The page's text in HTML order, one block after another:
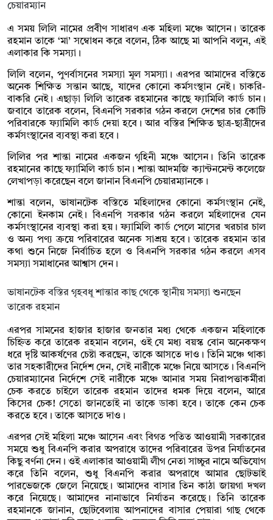
চেয়ারম্যান
এ সময় লিলি নামের প্রবীণ সাধারণ এক মহিলা মঞ্চে আসেন। তারেক
রহমান তাকে ‘মা’ সম্বোধন করে বলেন, ঠিক আছে মা আপনি বলুন, এই
এলাকার কি সমস্যা।
লিলি বলেন, পুণর্বাসনের সমস্যা মূল সমস্যা। এরপর আমাদের বস্তিতে
অনেক শিক্ষিত সন্তান আছে, যাদের কোনো কর্মসংস্থান নেই। চাকরি-
বাকরি নেই। এছাড়া লিলি তারেক রহমানের কাছে ফ্যামিলি কার্ড চান।
জবাবে তারেক বলেন, বিএনপি সরকার গঠন করলে দেশের চার কোটি
পরিবারকে ফ্যামিলি কার্ড দেয়া হবে। আর বস্তির শিক্ষিত ছাত্র-ছাত্রীদের
কর্মসংস্থানের ব্যবস্থা করা হবে।
লিলির পর শান্তা নামের একজন গৃহিনী মঞ্চে আসেন। তিনি তারেক
রহমানের কাছে ফ্যামিলি কার্ড চান। শান্তা আদমজি ক্যান্টনমেন্ট কলেজে
লেখাপড়া করেছেন বলে জানান বিএনপি চেয়ারম্যানকে।
শান্তা বলেন, ভাষানটেক বস্তিতে মহিলাদের কোনো কর্মসংস্থান নেই,
কোনো ইনকাম নেই। বিএনপি সরকার গঠন করলে মহিলাদের যেন
কর্মসংস্থানের ব্যবস্থা করা হয়। ফ্যামিলি কার্ড পেলে মাসের খরচার চাল
ও অন্য পণ্য ক্রয়ে পরিবারের অনেক সাশ্রয় হবে। তারেক রহমান তার
কথা শুনে নিজে নির্বাচিত হলে ও বিএনপি সরকার গঠন করলে এসব
সমস্যা সমাধানের আশ্বাস দেন।
ভাষানটেক বস্তির গৃহবধূ শান্তার কাছ থেকে স্থানীয় সমস্যা শুনছেন
তারেক রহমান
এরপর সামনের হাজার হাজার জনতার মধ্য থেকে একজন মহিলাকে
চিহ্নিত করে তারেক রহমান বলেন, ওই যে মধ্য বয়স্ক বোন অনেকক্ষণ
ধরে দৃষ্টি আকর্ষণের চেষ্টা করছেন, তাকে আসতে দাও। তিনি মঞ্চে থাকা
তার সহকারীদের নির্দেশ দেন, সেই নারীকে মঞ্চে নিয়ে আসতে। বিএনপি
চেয়ারম্যানের নির্দেশে সেই নারীকে মঞ্চে আনার সময় নিরাপত্তাকর্মীরা
চেক করতে চাইলে তারেক রহমান তাদের ধমক দিয়ে বলেন, আরে
কিসের চেক! সেতো জানতোই না তাকে ডাকা হবে। তাকে কেন চেক
করতে হবে। তাকে আসতে দাও।
এরপর সেই মহিলা মঞ্চে আসেন এবং বিগত পতিত আওয়ামী সরকারের
সময়ে শুধু বিএনপি করার অপরাধে তাদের পরিবারের উপর নির্যাতনের
কিছু বর্ণনা দেন। ওই এলাকার আওয়ামী লীগ নেতা সাচ্চুর নামে অভিযোগ
করে তিনি বলেন, শুধু বিএনপি করার অপরাধে আমার ছোটভাই
পারভেজকে জেলে নিয়েছে। আমাদের বাসার তিন কাঠা জায়গা দখল
করে নিয়েছে। আমাদের নানাভাবে নির্যাতন করেছে। তিনি তারেক
রহমানকে জানান, ছোটবেলায় আপনাদের বাসার পেয়ারা গাছ থেকে